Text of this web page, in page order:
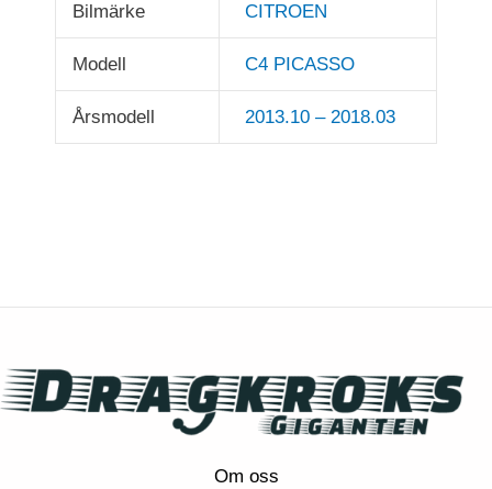
Bilmärke CITROEN
Modell C4 PICASSO
Årsmodell 2013.10 – 2018.03
Om oss